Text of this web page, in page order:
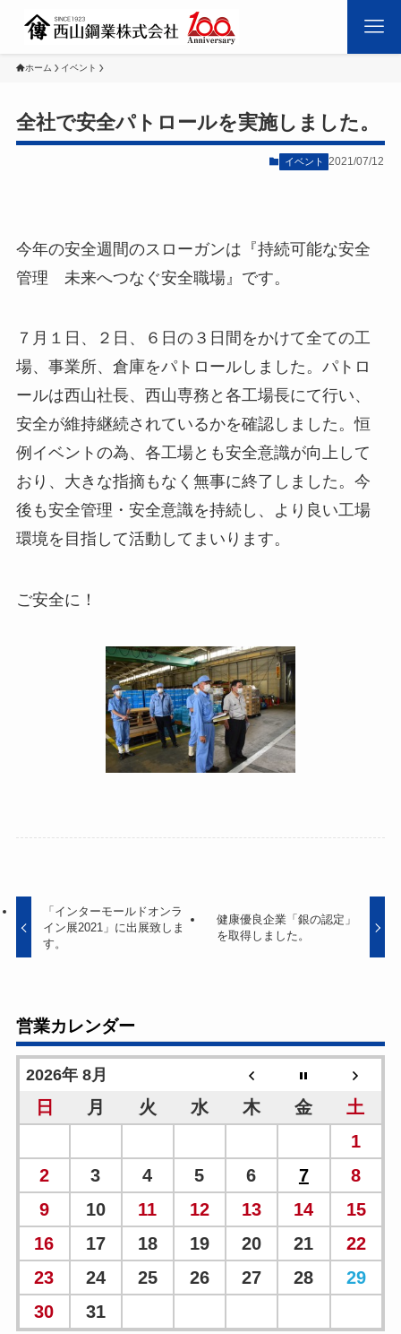
ホーム イベント
全社で安全パトロールを実施しました。
イベント 2021/07/12
今年の安全週間のスローガンは『持続可能な安全
管理 未来へつなぐ安全職場』です。
７月１日、２日、６日の３日間をかけて全ての工
場、事業所、倉庫をパトロールしました。パトロ
ールは西山社長、西山専務と各工場長にて行い、
安全が維持継続されているかを確認しました。恒
例イベントの為、各工場とも安全意識が向上して
おり、大きな指摘もなく無事に終了しました。今
後も安全管理・安全意識を持続し、より良い工場
環境を目指して活動してまいります。
ご安全に！
「インターモールドオンラ
イン展2021」に出展致しま
す。
健康優良企業「銀の認定」
を取得しました。
営業カレンダー
2026年 8月
日 月 火 水 木 金
土
1
2
3 4 5 6 7
8
9
10 11 12 13 14
15
16
17 18 19 20 21
22
23
24 25 26 27 28
29
30
31